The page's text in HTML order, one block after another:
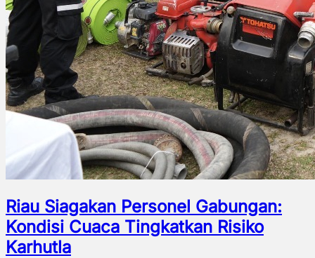
Riau Siagakan Personel Gabungan:
Kondisi Cuaca Tingkatkan Risiko
Karhutla